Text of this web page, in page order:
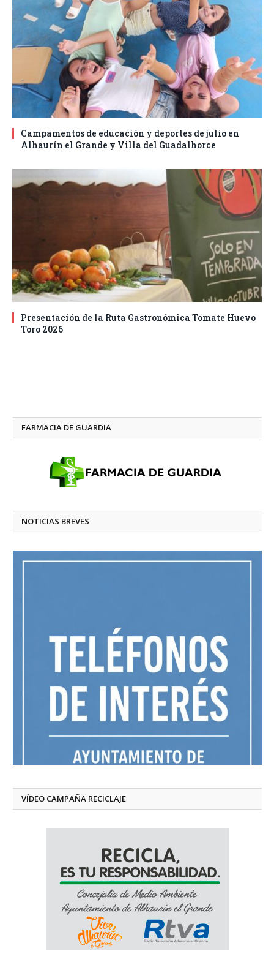
Campamentos de educación y deportes de julio en
Alhaurín el Grande y Villa del Guadalhorce
Presentación de la Ruta Gastronómica Tomate Huevo
Toro 2026
FARMACIA DE GUARDIA
NOTICIAS BREVES
VÍDEO CAMPAÑA RECICLAJE